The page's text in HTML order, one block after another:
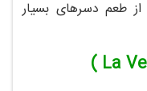
طعم دسرهای بسیار